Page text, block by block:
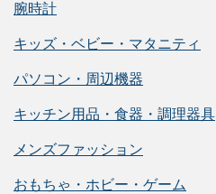
腕時計
キッズ・ベビー・マタニティ
パソコン・周辺機器
キッチン用品・食器・調理器具
メンズファッション
おもちゃ・ホビー・ゲーム